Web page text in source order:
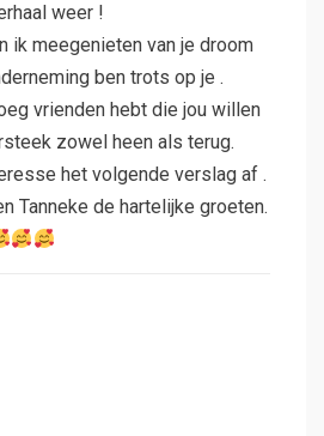
weer !
ik meegenieten van je droom
ben trots op je .
vrienden hebt die jou willen
zowel heen als terug.
het volgende verslag af .
Tanneke de hartelijke groeten.